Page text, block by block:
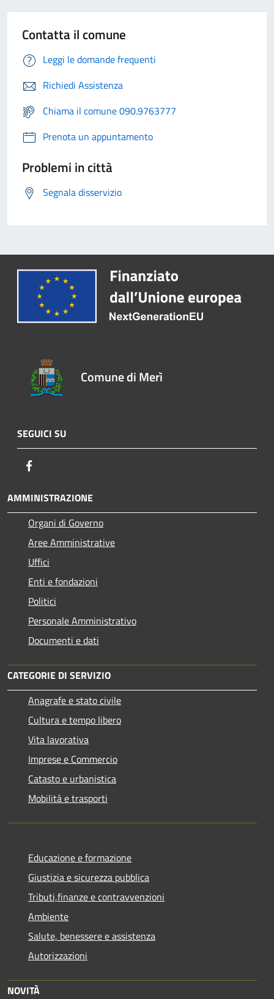
Contatta il comune
Leggi le domande frequenti
Richiedi Assistenza
Chiama il comune 090.9763777
Prenota un appuntamento
Problemi in città
Segnala disservizio
Comune di Merì
SEGUICI SU
AMMINISTRAZIONE
Organi di Governo
Aree Amministrative
Uffici
Enti e fondazioni
Politici
Personale Amministrativo
Documenti e dati
CATEGORIE DI SERVIZIO
Anagrafe e stato civile
Cultura e tempo libero
Vita lavorativa
Imprese e Commercio
Catasto e urbanistica
Mobilità e trasporti
Educazione e formazione
Giustizia e sicurezza pubblica
Tributi,finanze e contravvenzioni
Ambiente
Salute, benessere e assistenza
Autorizzazioni
NOVITÀ